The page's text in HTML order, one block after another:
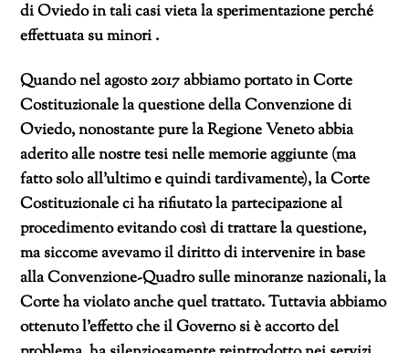
di Oviedo in tali casi vieta la sperimentazione perché
effettuata su minori .
Quando nel agosto 2017 abbiamo portato in Corte
Costituzionale la questione della Convenzione di
Oviedo, nonostante pure la Regione Veneto abbia
aderito alle nostre tesi nelle memorie aggiunte (ma
fatto solo all’ultimo e quindi tardivamente), la Corte
Costituzionale ci ha rifiutato la partecipazione al
procedimento evitando così di trattare la questione,
ma siccome avevamo il diritto di intervenire in base
alla Convenzione-Quadro sulle minoranze nazionali, la
Corte ha violato anche quel trattato. Tuttavia abbiamo
ottenuto l’effetto che il Governo si è accorto del